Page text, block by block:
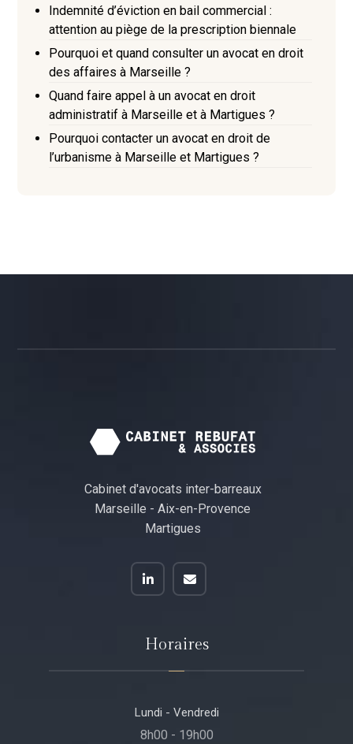
Indemnité d’éviction en bail commercial :
attention au piège de la prescription biennale
Pourquoi et quand consulter un avocat en droit
des affaires à Marseille ?
Quand faire appel à un avocat en droit
administratif à Marseille et à Martigues ?
Pourquoi contacter un avocat en droit de
l’urbanisme à Marseille et Martigues ?
Cabinet d'avocats inter-barreaux
Marseille - Aix-en-Provence
Martigues
Horaires
Lundi - Vendredi
8h00 - 19h00